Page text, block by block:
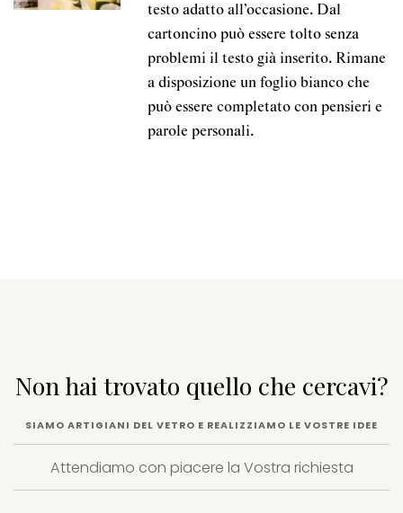
testo adatto all’occasione. Dal
cartoncino può essere tolto senza
problemi il testo già inserito. Rimane
a disposizione un foglio bianco che
può essere completato con pensieri e
parole personali.
Non hai trovato quello che cercavi?
SIAMO ARTIGIANI DEL VETRO E REALIZZIAMO LE VOSTRE IDEE
Attendiamo con piacere la Vostra richiesta